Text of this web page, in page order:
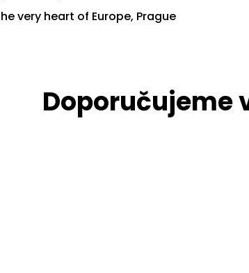
very heart of Europe, Prague